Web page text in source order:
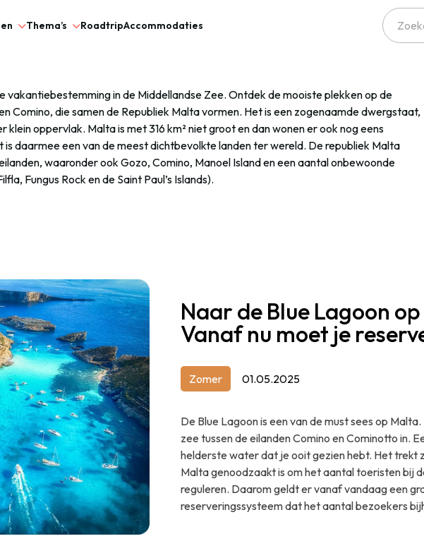
Thema’s RoadtripAccommodaties
vakantiebestemming in de Middellandse Zee. Ontdek de mooiste plekken op de
Comino, die samen de Republiek Malta vormen. Het is een zogenaamde dwergstaat,
klein oppervlak. Malta is met 316 km² niet groot en dan wonen er ook nog eens
daarmee een van de meest dichtbevolkte landen ter wereld. De republiek Malta
waaronder ook Gozo, Comino, Manoel Island en een aantal onbewoonde
Fungus Rock en de Saint Paul’s Islands).
Naar de Blue Lagoon
Vanaf nu moet je
Zomer 01.05.2025
De Blue Lagoon is een van de must sees op
zee tussen de eilanden Comino en Cominotto in.
helderste water dat je ooit gezien hebt. Het trekt
Malta genoodzaakt is om het aantal toeristen bij
reguleren. Daarom geldt er vanaf vandaag een
reserveringssysteem dat het aantal bezoekers